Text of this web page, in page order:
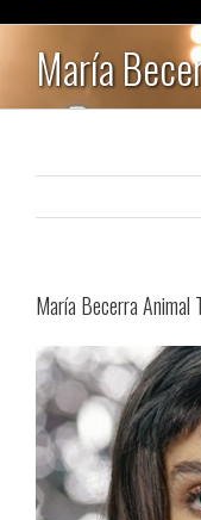
María
María Becerra